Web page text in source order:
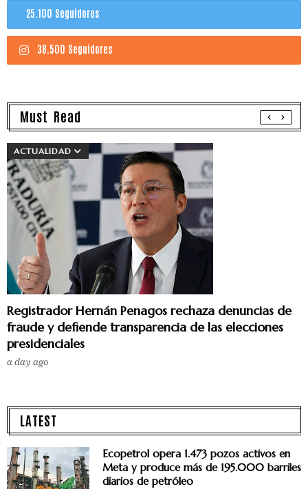
25.100 Seguidores
38.500 Seguidores
Must Read
ACTUALIDAD
Registrador Hernán Penagos rechaza denuncias de
fraude y defiende transparencia de las elecciones
presidenciales
a day ago
LATEST
Ecopetrol opera 1.473 pozos activos en
Meta y produce más de 195.000 barriles
diarios de petróleo